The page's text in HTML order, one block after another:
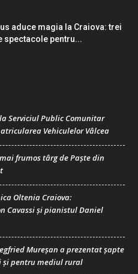
aduce magia la Craiova: trei
spectacole pentru...
Serviciul Public Comunitar
Vehiculelor Vâlcea
frumos târg de Paște din
Oltenia Craiova:
Cavassi și pianistul Daniel
Mureșan a prezentat șapte
și pentru mediul rural